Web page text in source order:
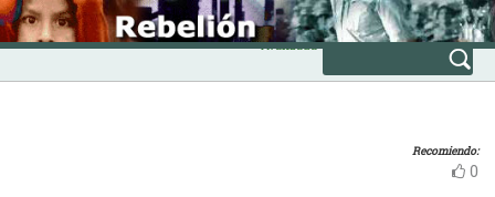
Skip
to
content
INICIO
Avanzada
Recomiendo:
0